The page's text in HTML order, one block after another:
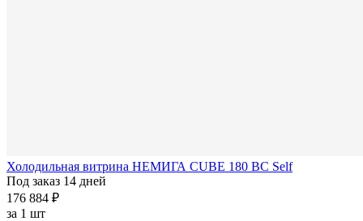
Холодильная витрина НЕМИГА CUBE 180 ВС Self
Под заказ 14 дней
176 884 ₽
за 1 шт